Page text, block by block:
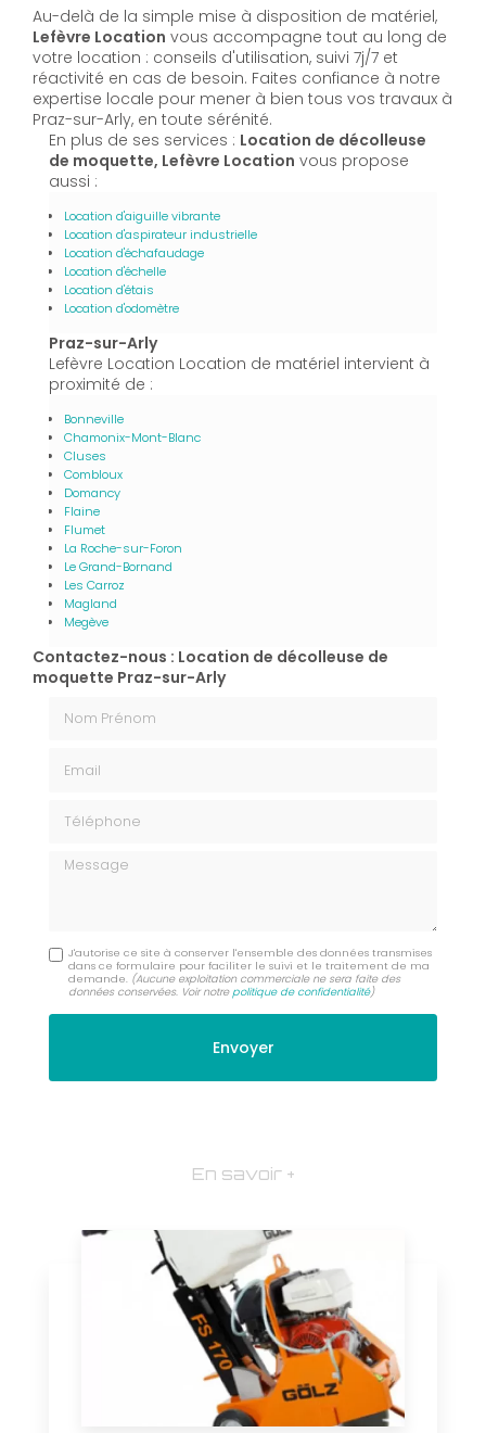
Au-delà de la simple mise à disposition de matériel,
Lefèvre Location vous accompagne tout au long de
votre location : conseils d'utilisation, suivi 7j/7 et
réactivité en cas de besoin. Faites confiance à notre
expertise locale pour mener à bien tous vos travaux à
Praz-sur-Arly, en toute sérénité.
En plus de ses services : Location de décolleuse
de moquette, Lefèvre Location vous propose
aussi :
Location d'aiguille vibrante
Location d'aspirateur industrielle
Location d'échafaudage
Location d'échelle
Location d'étais
Location d'odomètre
Praz-sur-Arly
Lefèvre Location Location de matériel intervient à
proximité de :
Bonneville
Chamonix-Mont-Blanc
Cluses
Combloux
Domancy
Flaine
Flumet
La Roche-sur-Foron
Le Grand-Bornand
Les Carroz
Magland
Megève
Contactez-nous : Location de décolleuse de
moquette Praz-sur-Arly
Message
J'autorise ce site à conserver l'ensemble des données transmises
dans ce formulaire pour faciliter le suivi et le traitement de ma
demande. (Aucune exploitation commerciale ne sera faite des
données conservées. Voir notrepolitique de confidentialité)
En savoir +